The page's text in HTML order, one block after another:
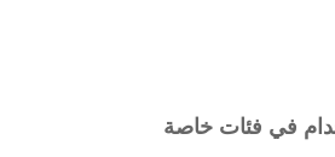
في فئات خاصة